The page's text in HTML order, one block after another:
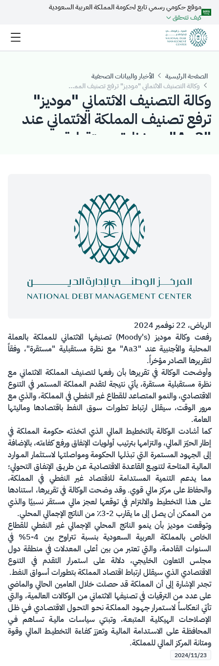
تخطي إلى المحتوى الرئيسي
موقع حكومي رسمي تابع لحكومة المملكة العربية السعودية
كيف تتحقق
الصفحة الرئيسية
الأخبار والبيانات الصحفية
وكالة التصنيف الائتماني "موديز" ترفع تصنيف المملكة الائتماني عند "Aa3" مع نظرة مستقبلية "مستقرة"
وكالة التصنيف الائتماني "موديز"
ترفع تصنيف المملكة الائتماني عند
"Aa3" مع نظرة مستقبلية
الرياض، 22 نوفمبر 2024
رفعت وكالة موديز (Moody's) تصنيفها الائتماني للمملكة بالعملة
المحلية والأجنبية عند "Aa3" مع نظرة مستقبلية "مستقرة"، وفقاً
لتقريرها الصادر مؤخراً.
وأوضحت الوكالة في تقريرها بأن رفعها لتصنيف المملكة الائتماني مع
نظرة مستقبلية مستقرة، يأتي نتيجة لتقدم المملكة المستمر في التنوع
الاقتصادي، والنمو المتصاعد للقطاع غير النفطي في المملكة، والذي مع
مرور الوقت، سيقلل ارتباط تطورات سوق النفط باقتصادها وماليتها
العامة.
كما أشادت الوكالة بالتخطيط المالي الذي اتخذته حكومة المملكة في
إطار الحيّز المالي، والتزامها بترتيب أولويات الإنفاق ورفع كفاءته، بالإضافة
إلى الجهود المستمرة التي تبذلها الحكومة ومواصلتها لاسـتثمار المـوارد
الماليـة المتاحـة لتنويـع القاعـدة الاقتصاديـة عـن طريـق الإنفـاق التحولي؛
مما يدعم التنمية المستدامة للاقتصاد غير النفطي في المملكة،
والحفاظ على مركز مالي قوي. وقد وضحت الوكالة في تقريرها، استنادها
على هذا التخطيط والالتزام في توقعها لعجز مالي مستقر نسبيًا والذي
من الممكن أن يصل إلى ما يقارب 2-3٪ من الناتج الإجمالي المحلي.
وتوقعت موديز بأن ينمو الناتج المحلي الإجمالي غير النفطي للقطاع
الخاص بالمملكة العربية السعودية بنسبة تتراوح بين 4-5% في
السنوات القادمة، والتي تعتبر من بين أعلى المعدلات في منطقة دول
مجلس التعاون الخليجي، دلالة على استمرار التقدم في التنوع
الاقتصادي الذي سيقلل ارتباط اقتصاد المملكة بتطورات أسواق النفط.
تجدر الإشارة إلى أن المملكة قد حصلت خلال العامين الحالي والماضي
على عدد من الترقيات في تصنيفها الائتماني من الوكالات العالمية، والتي
تأتي انعكاساً لاسـتمرار جهـود المملكـة نحـو التحـول الاقتصـادي فـي ظـل
الإصلاحـات الهيكليـة المتبعـة، وتبنـّي سياسـات ماليـة تسـاهم فـي
المحافظـة علـى الاسـتدامة الماليـة وتعزز كفـاءة التخطيـط المالي وقوة
ومتانة المركز المالي للمملكة.​
2024/11/23